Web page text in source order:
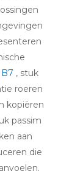
B7 , stuk
roeren
kopiëren
passim
aan
die